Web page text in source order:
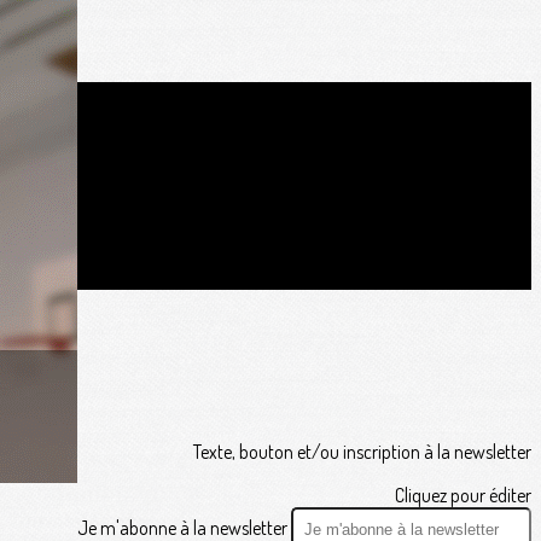
Texte, bouton et/ou inscription à la newsletter
Cliquez pour éditer
Je m'abonne à la newsletter